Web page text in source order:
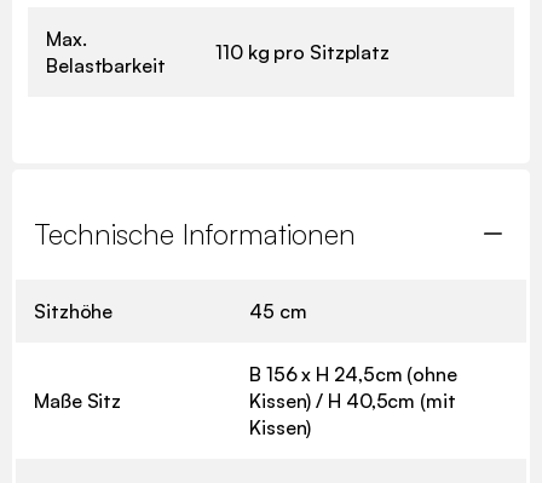
Max.
Belastbarkeit
110 kg pro Sitzplatz
Technische Informationen
Sitzhöhe 45 cm
Maße Sitz
B 156 x H 24,5cm (ohne
Kissen) / H 40,5cm (mit
Kissen)